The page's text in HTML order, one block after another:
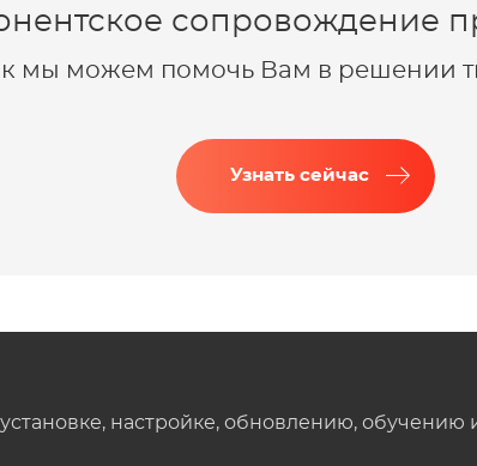
сопровождение
мы можем помочь Вам в решении
Узнать сейчас
настройке, обновлению, обучению